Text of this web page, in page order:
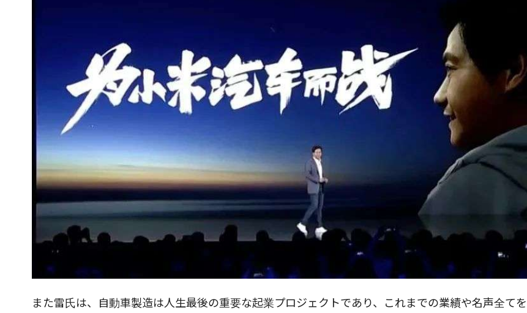
また雷氏は、自動車製造は人生最後の重要な起業プロジェクトであり、これまでの業績や名声全て